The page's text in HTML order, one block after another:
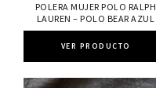
POLERA MUJER POLO RALPH
LAUREN – POLO BEAR AZUL
VER PRODUCTO